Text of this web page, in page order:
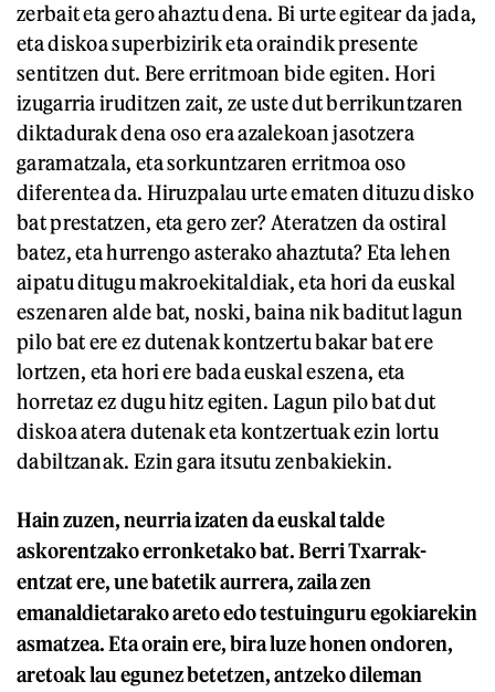
zerbait eta gero ahaztu dena. Bi urte egitear da jada,
eta diskoa superbizirik eta oraindik presente
sentitzen dut. Bere erritmoan bide egiten. Hori
izugarria iruditzen zait, ze uste dut berrikuntzaren
diktadurak dena oso era azalekoan jasotzera
garamatzala, eta sorkuntzaren erritmoa oso
diferentea da. Hiruzpalau urte ematen dituzu disko
bat prestatzen, eta gero zer? Ateratzen da ostiral
batez, eta hurrengo asterako ahaztuta? Eta lehen
aipatu ditugu makroekitaldiak, eta hori da euskal
eszenaren alde bat, noski, baina nik baditut lagun
pilo bat ere ez dutenak kontzertu bakar bat ere
lortzen, eta hori ere bada euskal eszena, eta
horretaz ez dugu hitz egiten. Lagun pilo bat dut
diskoa atera dutenak eta kontzertuak ezin lortu
dabiltzanak. Ezin gara itsutu zenbakiekin.
Hain zuzen, neurria izaten da euskal talde
askorentzako erronketako bat. Berri Txarrak-
entzat ere, une batetik aurrera, zaila zen
emanaldietarako areto edo testuinguru egokiarekin
asmatzea. Eta orain ere, bira luze honen ondoren,
aretoak lau egunez betetzen, antzeko dileman